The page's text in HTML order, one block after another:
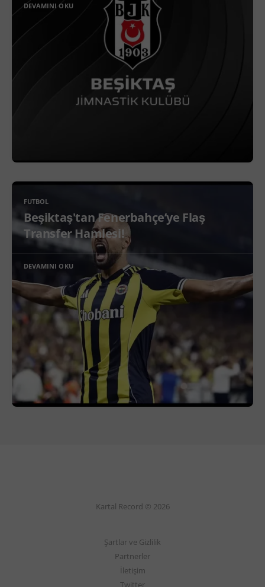
DEVAMINI OKU
FUTBOL
Beşiktaş'tan Fenerbahçe’ye Flaş
Transfer Hamlesi!
DEVAMINI OKU
Kartal Record © 2026
Şartlar ve Gizlilik
Partnerler
İletişim
Twitter